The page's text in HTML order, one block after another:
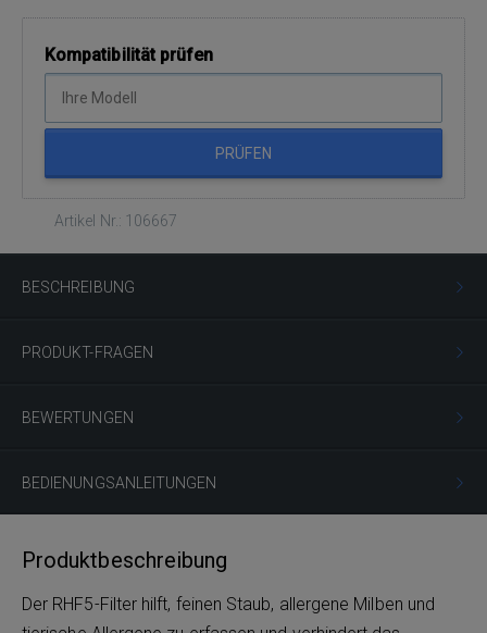
Kompatibilität prüfen
PRÜFEN
Artikel Nr.: 106667
BESCHREIBUNG
PRODUKT-FRAGEN
BEWERTUNGEN
BEDIENUNGSANLEITUNGEN
Produktbeschreibung
Der RHF5-Filter hilft, feinen Staub, allergene Milben und